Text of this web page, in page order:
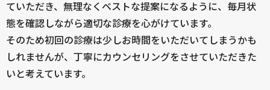
ていただき、無理なくベストな提案になるように、毎月状
態を確認しながら適切な診療を心がけています。
そのため初回の診療は少しお時間をいただいてしまうかも
しれませんが、丁寧にカウンセリングをさせていただきた
いと考えています。